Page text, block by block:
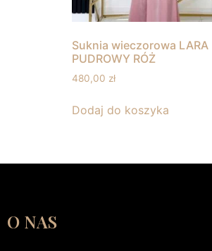
Suknia wieczorowa LARA
PUDROWY RÓŻ
480,00 zł
Dodaj do koszyka
O NAS